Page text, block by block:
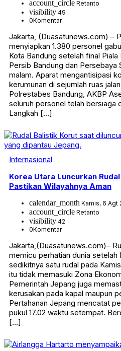
account_circle Retanto
visibility 49
0Komentar
Jakarta, (Duasatunews.com) –
menyiapkan 1.380 personel
Kota Bandung setelah final
Persib Bandung dan Persebaya
malam. Aparat mengantisipasi
kerumunan di sejumlah ruas
Polrestabes Bandung, AKBP
seluruh personel telah bersiaga
Langkah […]
Internasional
Korea Utara Luncurkan
Pastikan Wilayahnya Aman
calendar_month Kamis, 6 Agt
account_circle Retanto
visibility 42
0Komentar
Jakarta,(Duasatunews.com)–
memicu perhatian dunia setelah
sedikitnya satu rudal pada
itu tidak memasuki Zona
Pemerintah Jepang juga
kerusakan pada kapal maupun
Pertahanan Jepang mencatat
pukul 17.02 waktu setempat.
[…]